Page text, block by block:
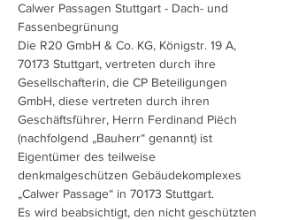
Calwer Passagen Stuttgart - Dach- und
Fassenbegrünung
Die R20 GmbH & Co. KG, Königstr. 19 A,
70173 Stuttgart, vertreten durch ihre
Gesellschafterin, die CP Beteiligungen
GmbH, diese vertreten durch ihren
Geschäftsführer, Herrn Ferdinand Piëch
(nachfolgend „Bauherr“ genannt) ist
Eigentümer des teilweise
denkmalgeschützen Gebäudekomplexes
„Calwer Passage“ in 70173 Stuttgart.
Es wird beabsichtigt, den nicht geschützten